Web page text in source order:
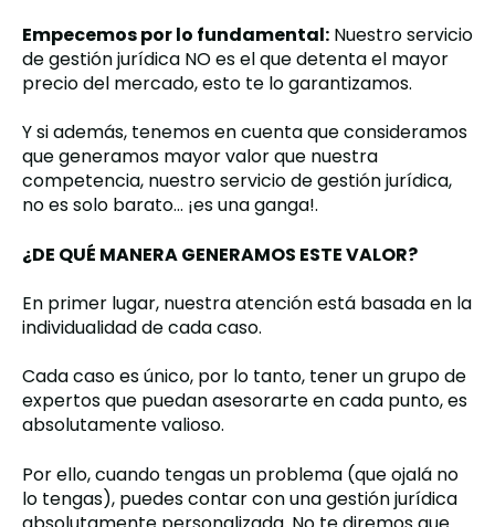
Empecemos por lo fundamental: Nuestro servicio
de gestión jurídica NO es el que detenta el mayor
precio del mercado, esto te lo garantizamos.
Y si además, tenemos en cuenta que consideramos
que generamos mayor valor que nuestra
competencia, nuestro servicio de gestión jurídica,
no es solo barato… ¡es una ganga!.
¿DE QUÉ MANERA GENERAMOS ESTE VALOR?
En primer lugar, nuestra atención está basada en la
individualidad de cada caso.
Cada caso es único, por lo tanto, tener un grupo de
expertos que puedan asesorarte en cada punto, es
absolutamente valioso.
Por ello, cuando tengas un problema (que ojalá no
lo tengas), puedes contar con una gestión jurídica